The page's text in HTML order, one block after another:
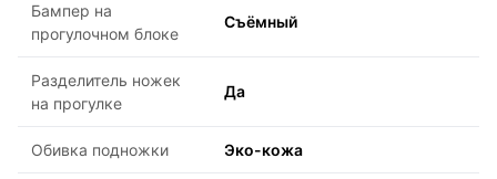
Бампер на
прогулочном блоке
Съёмный
Разделитель ножек
на прогулке
Да
Обивка подножки Эко-кожа